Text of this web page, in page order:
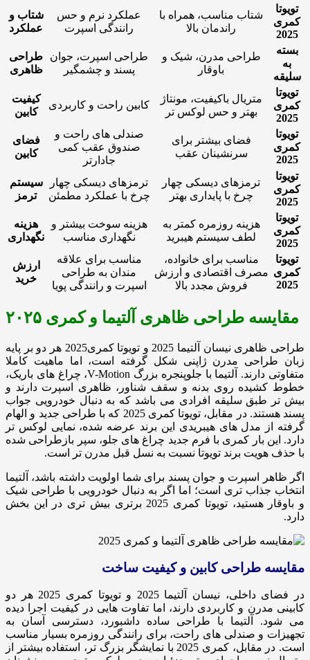
شتاب و
عملکرد
عملکرد نرم و حس
رانندگی اسپرت
شتاب مناسب، همراه با
راندمان بالا
تویوتا
کمری
2025
طراحی
ظاهری
طراحی اسپرت، جوان
پسند و چشمگیر
طراحی مدرن، شیک و
باوقار
بسته
به
سلیقه
کیفیت
کابین
کابین راحت و کاربردی
متریال باکیفیت، مونتاژ
بهتر و حس لوکس تر
تویوتا
کمری
2025
فضای
کابین
صندلی های راحت و
صندوق عقب کمی
جادارتر
فضای بیشتر برای
سرنشینان عقب
تویوتا
کمری
2025
سیستم
ترمز
ترمزهای دیسکی چهار
چرخ با عملکرد مطمئن
ترمزهای دیسکی چهار
چرخ با پایداری بهتر
تویوتا
کمری
2025
هزینه
نگهداری
هزینه سوخت بیشتر و
نگهداری مناسب
هزینه روزمره کمتر به
لطف سیستم هیبرید
تویوتا
کمری
2025
ارزش
خرید
مناسب برای علاقه
مندان به طراحی
اسپرت و رانندگی پویا
مناسب برای خانواده،
مصرف اقتصادی و ارزش
فروش مجدد بالا
تویوتا
کمری
2025
مقایسه طراحی ظاهری آلتیما و کمری ۲۰۲۵
طراحی ظاهری نیسان آلتیما 2025 و تویوتا کمری2025 هر دو بر پایه
زبان طراحی مدرن ژاپنی شکل گرفته است، اما ماهیت کاملا
متفاوتی دارند. آلتیما با جلوپنجره بزرگ V-Motion، چراغ های باریک،
خطوط کشیده روی بدنه و سقف شناور، ظاهری اسپرت دارند و
بیش تر طبق سلیقه افرادی می باشد که به دنبال خودرویی جواب
پسند هستند. در مقابل، تویوتا کمری 2025 که با طراحی جدید و الهام
گرفته از مدل های هیبریدی این برند عرضه شده، نمایی لوکس تر
دارد. این بار کمری با فرم جدید چراغ های جلو، سپر بازطراحی شده
با حذف هویت برند تویوتا نسبت به نسل قبل مدرن تر است.
اگر ظاهر اسپرت و جوان پسند برای شما اولویت داشته باشد، آلتیما
انتخاب جذاب تری است؛ اما اگر به دنبال خودرویی با طراحی شیک
و باوقار هستید، تویوتا کمری 2025 برتری بیش تری در این بخش
دارد.
مقایسه طراحی کابین و کیفیت ساخت
در فضای داخلی، نیسان آلتیما 2025 و تویوتا کمری 2025 هر دو
کابینی مدرن و کاربردی دارند، اما تفاوت هایی در کیفیت اجرا دیده
می شود. آلتیما با طراحی ساده داشبورد، دسترسی آسان به
تجهیزات و صندلی های راحت، برای رانندگی روزمره بسیار مناسب
است. در مقابل، کمری 2025 با نمایشگر بزرگ تر، استفاده بیشتر از